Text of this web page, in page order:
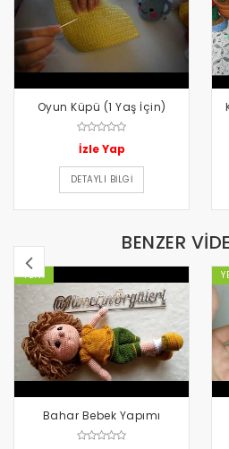
amigurumi remzi,
amigurumi şifreleri,
amigurumi şapkalı erkek bebek
amigurumi şirin yapımı,
Oyun Küpü (1 Yaş İçin)
İzle Yap
DETAYLI BILGI
BENZER
YENI
Bahar Bebek Yapımı